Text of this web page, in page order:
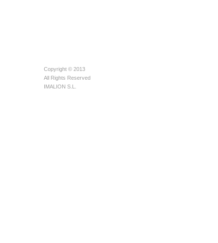
Copyright © 2013
All Rights Reserved
IMALION S.L.